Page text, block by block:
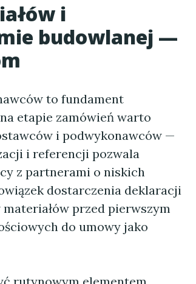
i
budowlanej —
to fundament
etapie zamówień warto
i podwykonawców —
i referencji pozwala
z partnerami o niskich
dostarczenia deklaracji
przed pierwszym
do umowy jako